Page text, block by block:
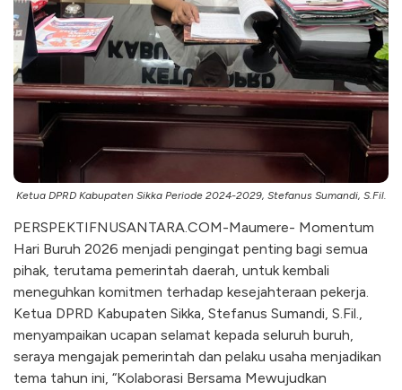
Ketua DPRD Kabupaten Sikka Periode 2024-2029, Stefanus Sumandi, S.Fil.
PERSPEKTIFNUSANTARA.COM-Maumere- Momentum
Hari Buruh 2026 menjadi pengingat penting bagi semua
pihak, terutama pemerintah daerah, untuk kembali
meneguhkan komitmen terhadap kesejahteraan pekerja.
Ketua DPRD Kabupaten Sikka, Stefanus Sumandi, S.Fil.,
menyampaikan ucapan selamat kepada seluruh buruh,
seraya mengajak pemerintah dan pelaku usaha menjadikan
tema tahun ini, “Kolaborasi Bersama Mewujudkan